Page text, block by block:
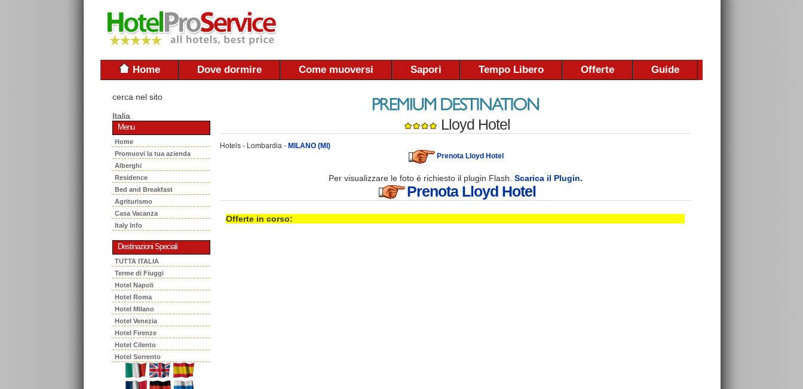
Home Dove dormire Come muoversi Sapori Tempo Libero Offerte Guide
cerca nel sito
Italia
Menu
Home
Promuovi la tua azienda
Alberghi
Residence
Bed and Breakfast
Agriturismo
Casa Vacanza
Italy Info
Destinazioni Speciali
TUTTA ITALIA
Terme di Fiuggi
Hotel Napoli
Hotel Roma
Hotel Milano
Hotel Venezia
Hotel Firenze
Hotel Cilento
Hotel Sorrento
Lloyd Hotel
Hotels - Lombardia - MILANO (MI)
Prenota Lloyd Hotel
Per visualizzare le foto é richiesto il plugin Flash. Scarica il Plugin.
Prenota Lloyd Hotel
Offerte in corso: